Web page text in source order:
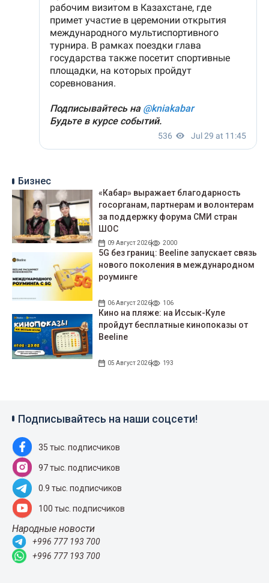
Бизнес
«Кабар» выражает благодарность
госорганам, партнерам и волонтерам
за поддержку форума СМИ стран
ШОС
09 Август 2026 2000
5G без границ: Beeline запускает связь
нового поколения в международном
роуминге
06 Август 2026 106
Кино на пляже: на Иссык-Куле
пройдут беcплатные кинопоказы от
Beeline
05 Август 2026 193
Подписывайтесь на наши соцсети!
35 тыс. подписчиков
97 тыс. подписчиков
0.9 тыс. подписчиков
100 тыс. подписчиков
Народные новости
+996 777 193 700
+996 777 193 700